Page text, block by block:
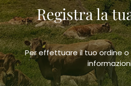
scelte
nella
pagina
del
prodotto
Registra la
Per effettuare il tuo ordine